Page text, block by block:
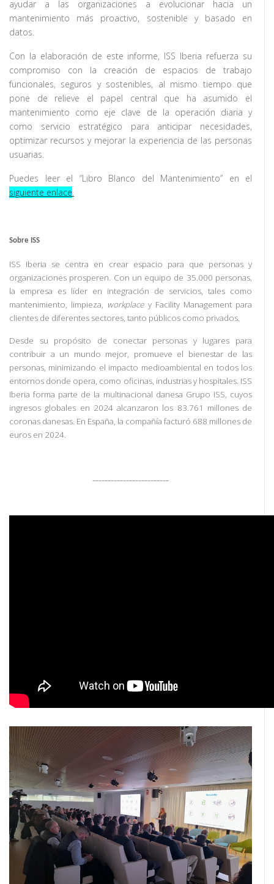
ayudar a las organizaciones a evolucionar hacia un
mantenimiento más proactivo, sostenible y basado en
datos.
Con la elaboración de este informe, ISS Iberia refuerza su
compromiso con la creación de espacios de trabajo
funcionales, seguros y sostenibles, al mismo tiempo que
pone de relieve el papel central que ha asumido el
mantenimiento como eje clave de la operación diaria y
como servicio estratégico para anticipar necesidades,
optimizar recursos y mejorar la experiencia de las personas
usuarias.
Puedes leer el “Libro Blanco del Mantenimiento” en el
siguiente enlace.
Sobre ISS
ISS Iberia se centra en crear espacio para que personas y
organizaciones prosperen. Con un equipo de 35.000 personas,
la empresa es líder en integración de servicios, tales como
mantenimiento, limpieza, workplacey Facility Management para
clientes de diferentes sectores, tanto públicos como privados.
Desde su propósito de conectar personas y lugares para
contribuir a un mundo mejor, promueve el bienestar de las
personas, minimizando el impacto medioambiental en todos los
entornos donde opera, como oficinas, industrias y hospitales. ISS
Iberia forma parte de la multinacional danesa Grupo ISS, cuyos
ingresos globales en 2024 alcanzaron los 83.761 millones de
coronas danesas. En España, la compañía facturó 688 millones de
euros en 2024.
-------------------------